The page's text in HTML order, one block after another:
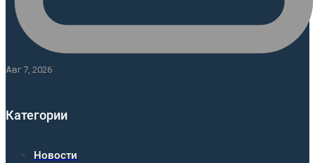
Авг 7, 2026
Категории
Новости